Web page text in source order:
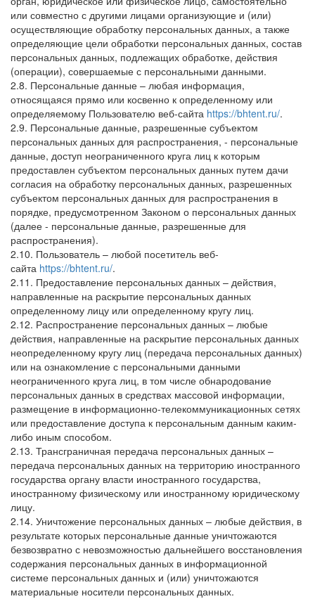
или совместно с другими лицами организующие и (или)
осуществляющие обработку персональных данных, а также
определяющие цели обработки персональных данных, состав
персональных данных, подлежащих обработке, действия
(операции), совершаемые с персональными данными.
2.8. Персональные данные – любая информация,
относящаяся прямо или косвенно к определенному или
определяемому Пользователю веб-сайта https://bhtent.ru/.
2.9. Персональные данные, разрешенные субъектом
персональных данных для распространения, - персональные
данные, доступ неограниченного круга лиц к которым
предоставлен субъектом персональных данных путем дачи
согласия на обработку персональных данных, разрешенных
субъектом персональных данных для распространения в
порядке, предусмотренном Законом о персональных данных
(далее - персональные данные, разрешенные для
распространения).
2.10. Пользователь – любой посетитель веб-
сайта https://bhtent.ru/.
2.11. Предоставление персональных данных – действия,
направленные на раскрытие персональных данных
определенному лицу или определенному кругу лиц.
2.12. Распространение персональных данных – любые
действия, направленные на раскрытие персональных данных
неопределенному кругу лиц (передача персональных данных)
или на ознакомление с персональными данными
неограниченного круга лиц, в том числе обнародование
персональных данных в средствах массовой информации,
размещение в информационно-телекоммуникационных сетях
или предоставление доступа к персональным данным каким-
либо иным способом.
2.13. Трансграничная передача персональных данных –
передача персональных данных на территорию иностранного
государства органу власти иностранного государства,
иностранному физическому или иностранному юридическому
лицу.
2.14. Уничтожение персональных данных – любые действия, в
результате которых персональные данные уничтожаются
безвозвратно с невозможностью дальнейшего восстановления
содержания персональных данных в информационной
системе персональных данных и (или) уничтожаются
материальные носители персональных данных.